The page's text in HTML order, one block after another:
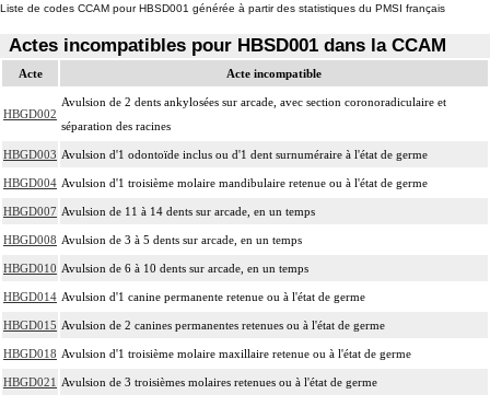
Liste de codes CCAM pour HBSD001 générée à partir des statistiques du PMSI français
Actes incompatibles pour HBSD001 dans la CCAM
Acte Acte incompatible
HBGD002
Avulsion de 2 dents ankylosées sur arcade, avec section coronoradiculaire et
séparation des racines
HBGD003 Avulsion d'1 odontoïde inclus ou d'1 dent surnuméraire à l'état de germe
HBGD004 Avulsion d'1 troisième molaire mandibulaire retenue ou à l'état de germe
HBGD007 Avulsion de 11 à 14 dents sur arcade, en un temps
HBGD008 Avulsion de 3 à 5 dents sur arcade, en un temps
HBGD010 Avulsion de 6 à 10 dents sur arcade, en un temps
HBGD014 Avulsion d'1 canine permanente retenue ou à l'état de germe
HBGD015 Avulsion de 2 canines permanentes retenues ou à l'état de germe
HBGD018 Avulsion d'1 troisième molaire maxillaire retenue ou à l'état de germe
HBGD021 Avulsion de 3 troisièmes molaires retenues ou à l'état de germe